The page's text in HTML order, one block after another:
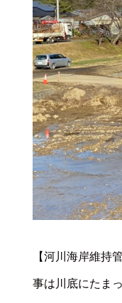
【河川海岸維持
事は川底にたま